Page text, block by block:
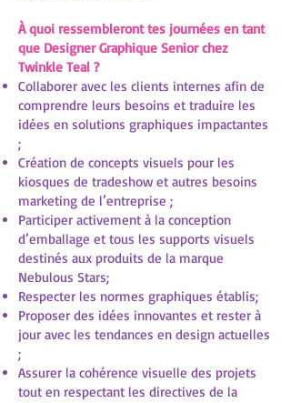
À quoi ressembleront tes journées en tant
que Designer Graphique Senior chez
Twinkle Teal ?
Collaborer avec les clients internes afin de
comprendre leurs besoins et traduire les
idées en solutions graphiques impactantes
;
Création de concepts visuels pour les
kiosques de tradeshow et autres besoins
marketing de l’entreprise ;
Participer activement à la conception
d’emballage et tous les supports visuels
destinés aux produits de la marque
Nebulous Stars;
Respecter les normes graphiques établis;
Proposer des idées innovantes et rester à
jour avec les tendances en design actuelles
;
Assurer la cohérence visuelle des projets
tout en respectant les directives de la